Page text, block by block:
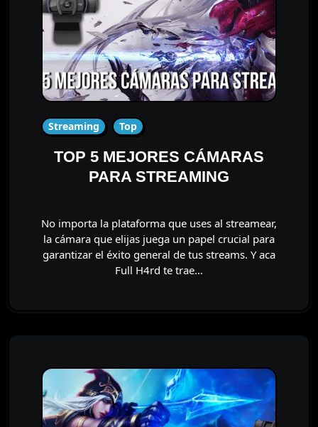
Streaming Top
TOP 5 MEJORES CÁMARAS
PARA STREAMING
No importa la plataforma que uses al streamear,
la cámara que elijas juega un papel crucial para
garantizar el éxito general de tus streams. Y aca
Full H4rd te trae…